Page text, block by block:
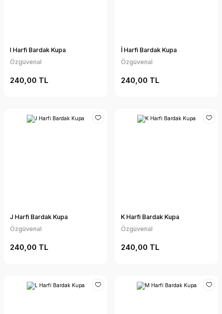
I Harfi Bardak Kupa
Özgüvenal
240,00 TL
İ Harfi Bardak Kupa
Özgüvenal
240,00 TL
J Harfi Bardak Kupa
Özgüvenal
240,00 TL
K Harfi Bardak Kupa
Özgüvenal
240,00 TL